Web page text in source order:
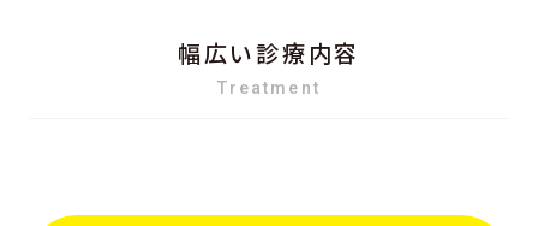
幅広い診療内容
Treatment